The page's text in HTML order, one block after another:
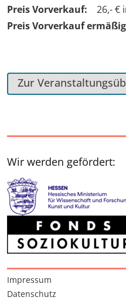
Preis Vorverkauf:
26,- €
Preis Vorverkauf
Zur
Wir werden gefördert:
Interessante Seiten
Impressum
Datenschutz